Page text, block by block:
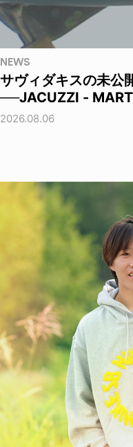
NEWS
サヴィダキスの未公
──JACUZZI -
2026.08.06